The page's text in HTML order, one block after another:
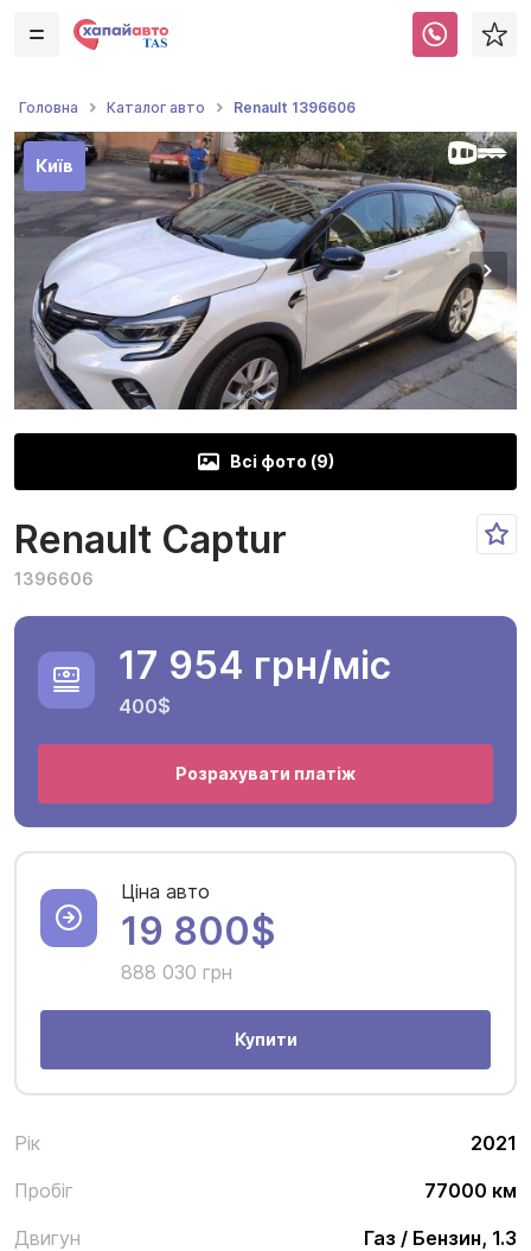
Головна Каталог авто Renault 1396606
Київ
Всі фото (9)
Renault Captur
1396606
Рік
2021
Пробіг
77000 км
Двигун
Газ / Бензин, 1.3
17 954 грн/міс
400$
Розрахувати платіж
Ціна авто
19 800$
888 030 грн
Купити